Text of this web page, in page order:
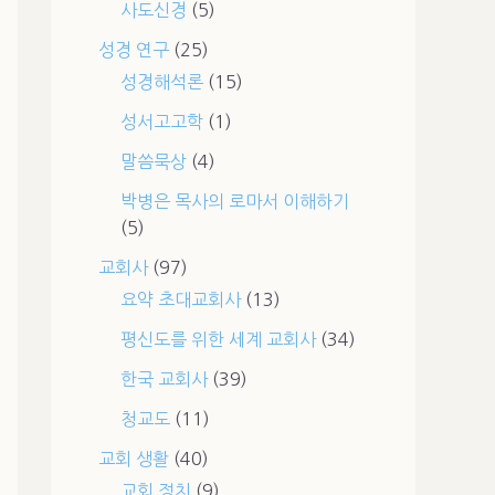
사도신경 (5)
성경 연구(25)
성경해석론(15)
성서고고학(1)
말씀묵상(4)
박병은 목사의 로마서 이해하기
(5)
교회사(97)
요약 초대교회사(13)
평신도를 위한 세계 교회사(34)
한국 교회사(39)
청교도 (11)
교회 생활(40)
교회 정치
(9)